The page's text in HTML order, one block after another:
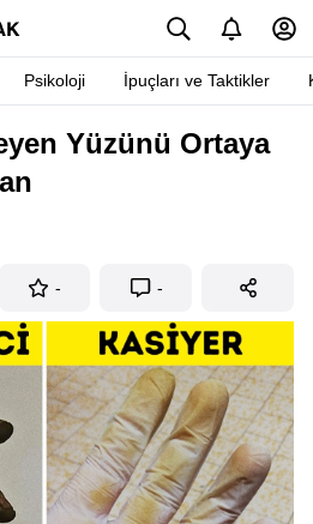
Psikoloji İpuçları ve Taktikler
Yüzünü Ortaya
- -